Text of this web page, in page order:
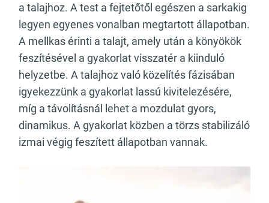
a talajhoz. A test a fejtetőtől egészen a sarkakig
legyen egyenes vonalban megtartott állapotban.
A mellkas érinti a talajt, amely után a könyökök
feszítésével a gyakorlat visszatér a kiinduló
helyzetbe. A talajhoz való közelítés fázisában
igyekezzünk a gyakorlat lassú kivitelezésére,
míg a távolításnál lehet a mozdulat gyors,
dinamikus. A gyakorlat közben a törzs stabilizáló
izmai végig feszített állapotban vannak.